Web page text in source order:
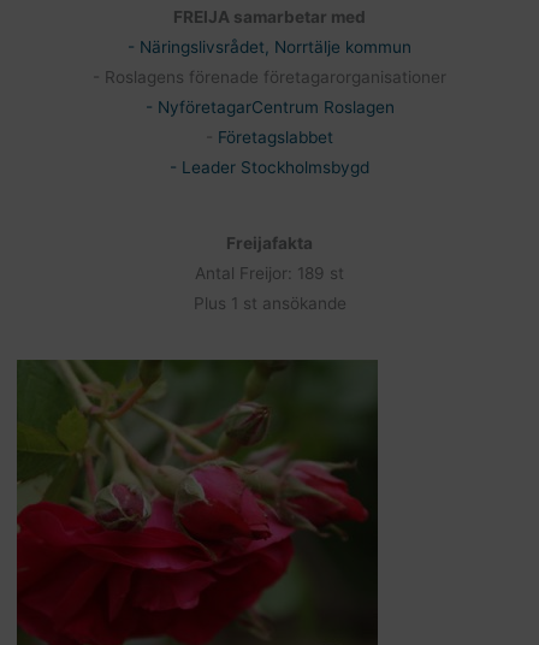
FREIJA samarbetar med
- Näringslivsrådet, Norrtälje kommun
- Roslagens förenade företagarorganisationer
- NyföretagarCentrum Roslagen
Företagslabbet
- Leader Stockholmsbygd
Freijafakta
Antal Freijor: 189 st
Plus 1 st ansökande